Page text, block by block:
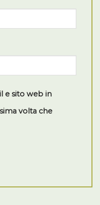
e sito web in
volta che